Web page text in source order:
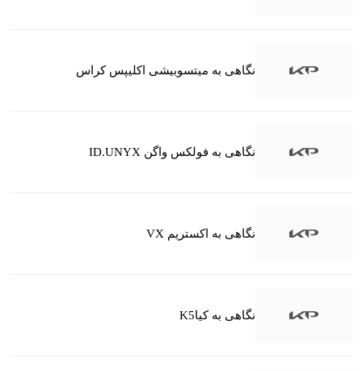
نگاهی به میتسوبیشی اکلیپس کراس
نگاهی به فولکس واگن ID.UNYX
نگاهی به اکستریم VX
نگاهی به کیاK5